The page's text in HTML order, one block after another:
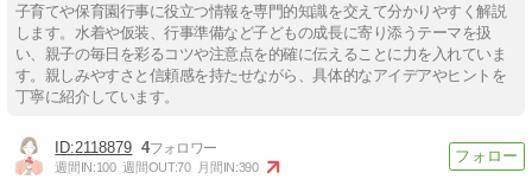
子育てや保育園行事に役立つ情報を専門的知識を交えて分かりやすく解説
します。水着や仮装、行事準備など子どもの成長に寄り添うテーマを扱
い、親子の毎日を彩るコツや注意点を的確に伝えることに力を入れていま
す。親しみやすさと信頼感を持たせながら、具体的なアイデアやヒントを
丁寧に紹介しています。
2118879 4
週間IN:100 週間OUT:70 月間IN:390